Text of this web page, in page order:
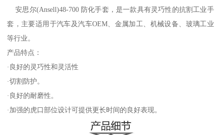
安思尔(Ansell)48-700 防化手套，是一款具有灵巧性的抗割工业手
套，主要适用于汽车及汽车OEM、金属加工、机械设备、玻璃工业
等行业。
产品特点：
·良好的灵巧性和灵活性
·切割防护。
·良好的耐磨性。
·加强的虎口部位设计可提供更长时间的良好表现。